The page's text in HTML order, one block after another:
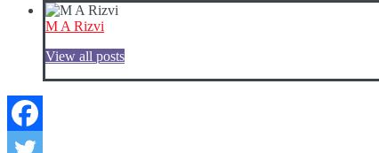
M A Rizvi
View all posts